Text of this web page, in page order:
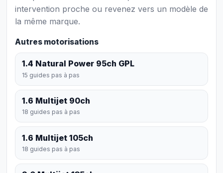
intervention proche ou revenez vers un modèle de
la même marque.
Autres motorisations
1.4 Natural Power 95ch GPL
15 guides pas à pas
1.6 Multijet 90ch
18 guides pas à pas
1.6 Multijet 105ch
18 guides pas à pas